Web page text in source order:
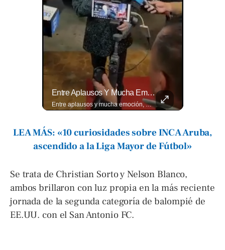
Entre Aplausos Y Mucha Emoción, Marito Rivera Llegó A La Celebración De Sus “55 Años De Gala”, Una Noche Especial Para Recordar Su Trayectoria Y...
Entre aplausos y mucha emoción, Marito Rivera llegó a la celebración de sus “55 años de Gala”, una noche especial para recordar su trayectoria y los éxitos que han marcado generaciones. Así fue el recibimiento del ícono de la música tropical salvadoreña. Lee más ➡️ eldiariodehoy.com
LEA MÁS: «10 curiosidades sobre INCA Aruba,
ascendido a la Liga Mayor de Fútbol»
Se trata de Christian Sorto y Nelson Blanco,
ambos brillaron con luz propia en la más reciente
jornada de la segunda categoría de balompié de
EE.UU. con el San Antonio FC.